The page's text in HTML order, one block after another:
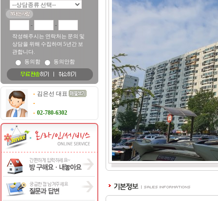
- -
작성해주시는 연락처는 문의 및
상담을 위해 수집하며 5년간 보
관합니다.
동의함
동의안함
김은선 대표
02-780-6302